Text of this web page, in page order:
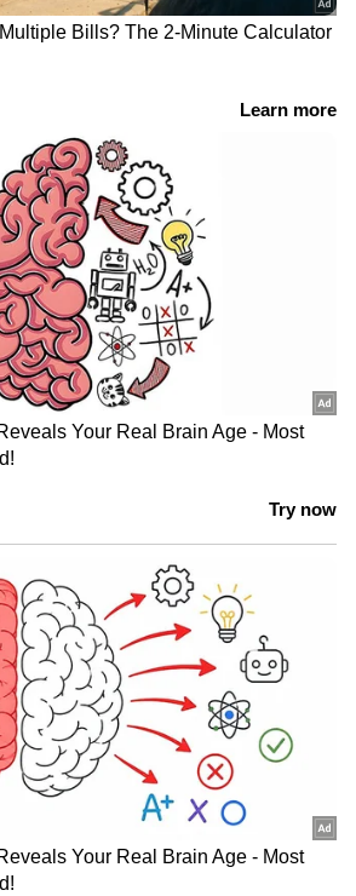
10 വർഷം വരെ
കിലോമീറ്റർ വരെ കവറേജ്
മറ്റൊരു പ്രധാന
മാറിക്കൊണ്ടിരിക്കുന്ന
അവരുടെ
ഈ
ഈ പ്രത്യേക
ഉദ്ഘാടനം ചെയ്തുകൊണ്ട്
ഇന്ത്യയുടെ മാനേജിംഗ്
ഹിസാഷി ടകേച്ചി
സേവന പാക്കേജ്
അറ്റകുറ്റപ്പണി ചെലവ്
ഭാവിയിലെ
കഴിയും എന്നും ഈ
ഉപഭോക്താക്കൾക്ക്
ആത്മവിശ്വാസവും
നൽകുക
ലക്ഷ്യം എന്നും